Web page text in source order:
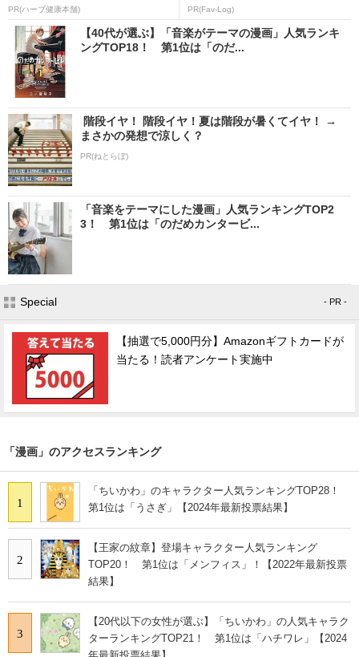
PR(ハーブ健康本舗) PR(Fav-Log)
【40代が選ぶ】「音楽がテーマの漫画」人気ランキ
ングTOP18！ 第1位は「のだ...
階段イヤ！ 階段イヤ！夏は階段が暑くてイヤ！ →
まさかの発想で涼しく？
PR(ねとらぼ)
「音楽をテーマにした漫画」人気ランキングTOP2
3！ 第1位は「のだめカンタービ...
Special - PR -
【抽選で5,000円分】Amazonギフトカードが
当たる！読者アンケート実施中
「漫画」のアクセスランキング
1
「ちいかわ」のキャラクター人気ランキングTOP28！
第1位は「うさぎ」【2024年最新投票結果】
2
【王家の紋章】登場キャラクター人気ランキング
TOP20！ 第1位は「メンフィス」！【2022年最新投票
結果】
3
【20代以下の女性が選ぶ】「ちいかわ」の人気キャラク
ターランキングTOP21！ 第1位は「ハチワレ」【2024